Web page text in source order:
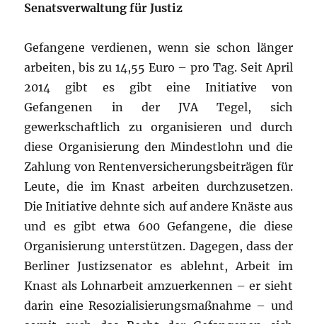
Senatsverwaltung für Justiz
Gefangene verdienen, wenn sie schon länger
arbeiten, bis zu 14,55 Euro – pro Tag. Seit April
2014 gibt es gibt eine Initiative von
Gefangenen in der JVA Tegel, sich
gewerkschaftlich zu organisieren und durch
diese Organisierung den Mindestlohn und die
Zahlung von Rentenversicherungsbeiträgen für
Leute, die im Knast arbeiten durchzusetzen.
Die Initiative dehnte sich auf andere Knäste aus
und es gibt etwa 600 Gefangene, die diese
Organisierung unterstützen. Dagegen, dass der
Berliner Justizsenator es ablehnt, Arbeit im
Knast als Lohnarbeit amzuerkennen – er sieht
darin eine Resozialisierungsmaßnahme – und